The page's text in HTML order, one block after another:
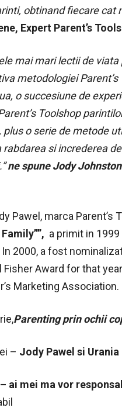
obtinand fiecare cat
Expert Parent’s
mai mari lectii de
metodologiei
o succesiune de
Toolshop
o serie de metode
si increderea
ne spune Jody
Pawel, marca Parent’s
a primit in 1999
2000, a fost
Award for that
Marketing Association.
Parenting prin ochii
– Jody Pawel si Urania
ai mei ma vor